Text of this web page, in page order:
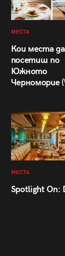
МЕСТА
Кои места да
посетиш по
Южното
Черноморие
МЕСТА
Spotlight On: